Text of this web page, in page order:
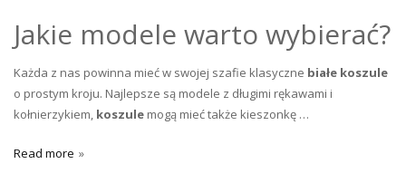
Jakie modele warto wybierać?
Każda z nas powinna mieć w swojej szafie klasyczne białe koszule
o prostym kroju. Najlepsze są modele z długimi rękawami i
kołnierzykiem, koszule mogą mieć także kieszonkę …
Read more